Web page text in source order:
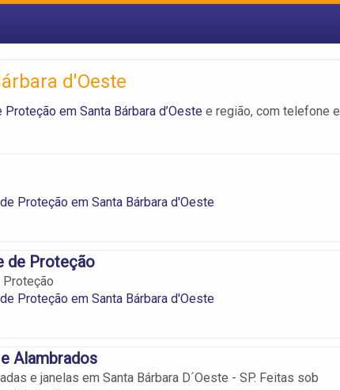
d'Oeste
em Santa Bárbara d’Oeste e região, com telefone e
Proteção em Santa Bárbara d'Oeste
de Proteção
Proteção
Proteção em Santa Bárbara d'Oeste
Alambrados
e janelas em Santa Bárbara D´Oeste - SP. Feitas sob